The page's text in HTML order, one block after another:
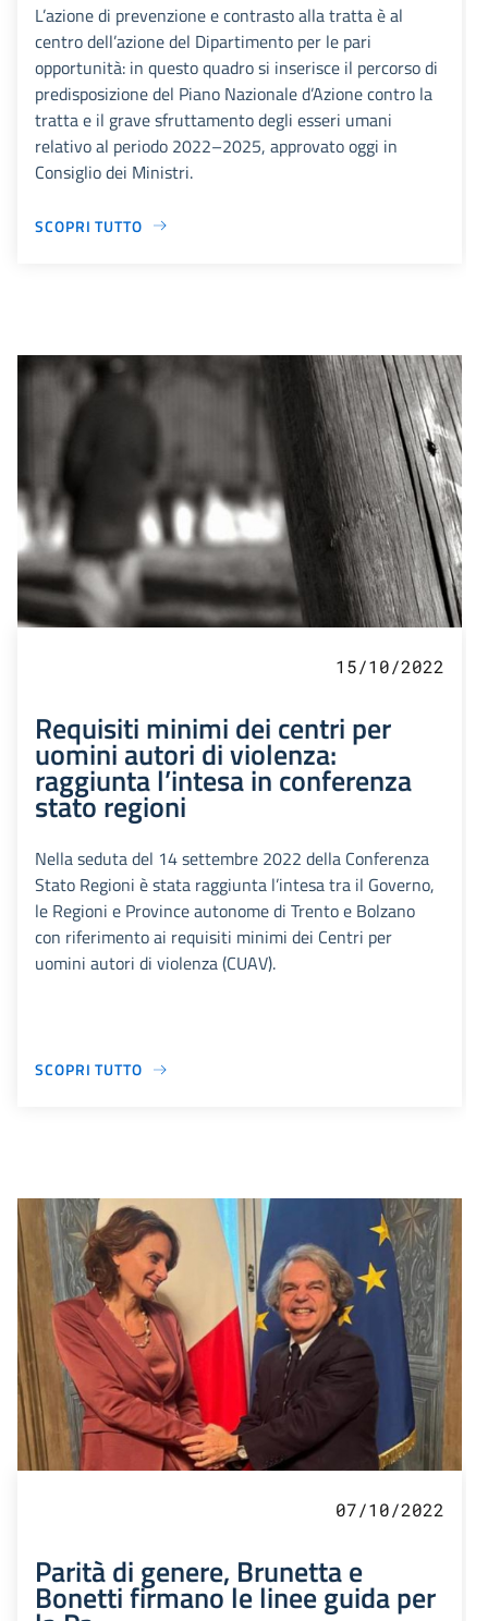
L’azione di prevenzione e contrasto alla tratta è al
centro dell’azione del Dipartimento per le pari
opportunità: in questo quadro si inserisce il percorso di
predisposizione del Piano Nazionale d’Azione contro la
tratta e il grave sfruttamento degli esseri umani
relativo al periodo 2022–2025, approvato oggi in
Consiglio dei Ministri.
SCOPRI TUTTO
15/10/2022
Requisiti minimi dei centri per
uomini autori di violenza:
raggiunta l’intesa in conferenza
stato regioni
Nella seduta del 14 settembre 2022 della Conferenza
Stato Regioni è stata raggiunta l’intesa tra il Governo,
le Regioni e Province autonome di Trento e Bolzano
con riferimento ai requisiti minimi dei Centri per
uomini autori di violenza (CUAV).
SCOPRI TUTTO
07/10/2022
Parità di genere, Brunetta e
Bonetti firmano le linee guida per